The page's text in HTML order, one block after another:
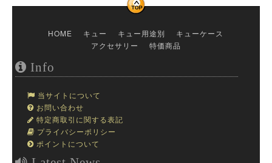
HOME キュー キュー用途別
キューケース
アクセサリー
特価商品
Info
当サイトについて
お問い合わせ
特定商取引に関する表記
プライバシーポリシー
ポイントについて